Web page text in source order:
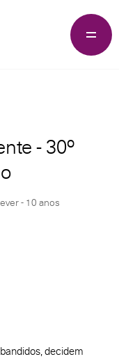
- 30º
- 10 anos
decidem